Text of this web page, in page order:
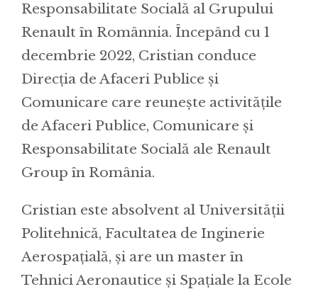
Responsabilitate Socială al Grupului
Renault în Românnia. Începând cu 1
decembrie 2022, Cristian conduce
Direcția de Afaceri Publice și
Comunicare care reunește activitățile
de Afaceri Publice, Comunicare și
Responsabilitate Socială ale Renault
Group în România.
Cristian este absolvent al Universității
Politehnică, Facultatea de Inginerie
Aerospațială, și are un master în
Tehnici Aeronautice și Spațiale la Ecole